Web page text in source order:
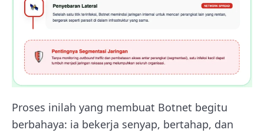
Proses inilah yang membuat Botnet begitu
berbahaya: ia bekerja senyap, bertahap, dan